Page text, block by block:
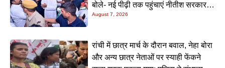
बोले- नई पीढ़ी तक पहुंचाएं नीतीश सरकार के
20 सालों के काम
August 7, 2026
रांची में छात्र मार्च के दौरान बवाल, नेहा बोरा
और अन्य छात्र नेताओं पर स्याही फेंकने